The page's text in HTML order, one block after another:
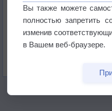
Изменение
бабочек
Погода в
Вы также можете
полностью запретить
изменив
в Вашем веб-браузере.